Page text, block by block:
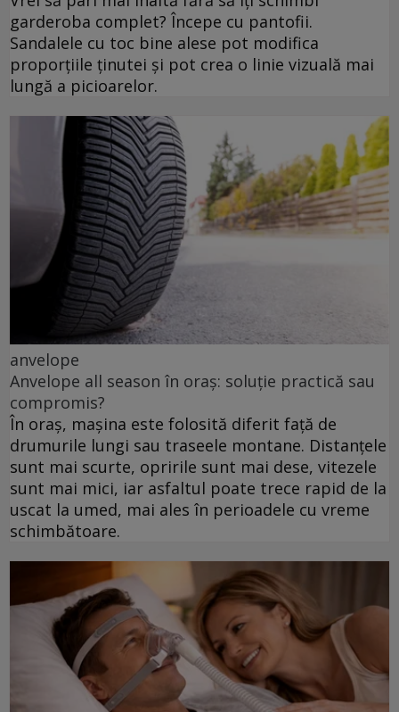
garderoba complet? Începe cu pantofii.
Sandalele cu toc bine alese pot modifica
proporțiile ținutei și pot crea o linie vizuală mai
lungă a picioarelor.
anvelope
Anvelope all season în oraș: soluție practică sau
compromis?
În oraș, mașina este folosită diferit față de
drumurile lungi sau traseele montane. Distanțele
sunt mai scurte, opririle sunt mai dese, vitezele
sunt mai mici, iar asfaltul poate trece rapid de la
uscat la umed, mai ales în perioadele cu vreme
schimbătoare.